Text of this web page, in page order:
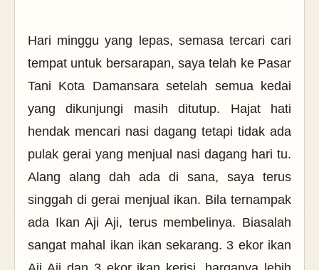
Hari minggu yang lepas, semasa tercari cari
tempat untuk bersarapan, saya telah ke Pasar
Tani Kota Damansara setelah semua kedai
yang dikunjungi masih ditutup. Hajat hati
hendak mencari nasi dagang tetapi tidak ada
pulak gerai yang menjual nasi dagang hari tu.
Alang alang dah ada di sana, saya terus
singgah di gerai menjual ikan. Bila ternampak
ada Ikan Aji Aji, terus membelinya. Biasalah
sangat mahal ikan ikan sekarang. 3 ekor ikan